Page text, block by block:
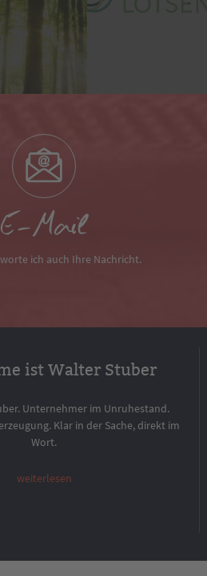
E-Mail
ich auch Ihre Nachricht.
ist Walter Stuber
Unternehmer im Unruhestand.
Klar in der Sache, direkt im
Wort.
weiterlesen